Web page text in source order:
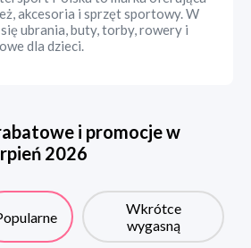
akcesoria i sprzęt sportowy. W
ubrania, buty, torby, rowery i
dla dzieci.
i promocje w
2026
Wkrótce
wygasną